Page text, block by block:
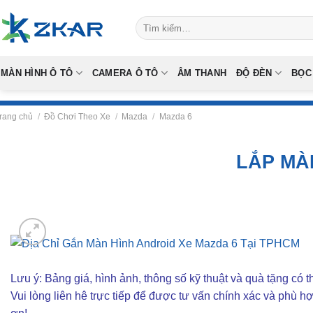
to
content
Tìm
kiếm:
MÀN HÌNH Ô TÔ CAMERA Ô TÔ ÂM THANH ĐỘ ĐÈN
chủ / Đồ Chơi Theo Xe / Mazda / Mazda 6
LẮP
Lưu ý: Bảng giá, hình ảnh, thông số kỹ thuật và quà tặng có
Vui lòng liên hê trực tiếp để được tư vấn chính xác và phù